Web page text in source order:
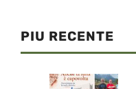
PIU RECENTE